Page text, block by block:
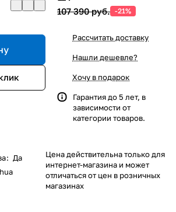
: Да
107 390 руб. -21%
Рассчитать доставку
Нашли дешевле?
Хочу в подарок
Гарантия до 5 лет, в
зависимости от
категории товаров.
Цена действительна только для
интернет-магазина и может
отличаться от цен в розничных
магазинах